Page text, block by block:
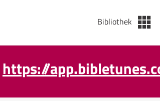
Bibliothek
https://